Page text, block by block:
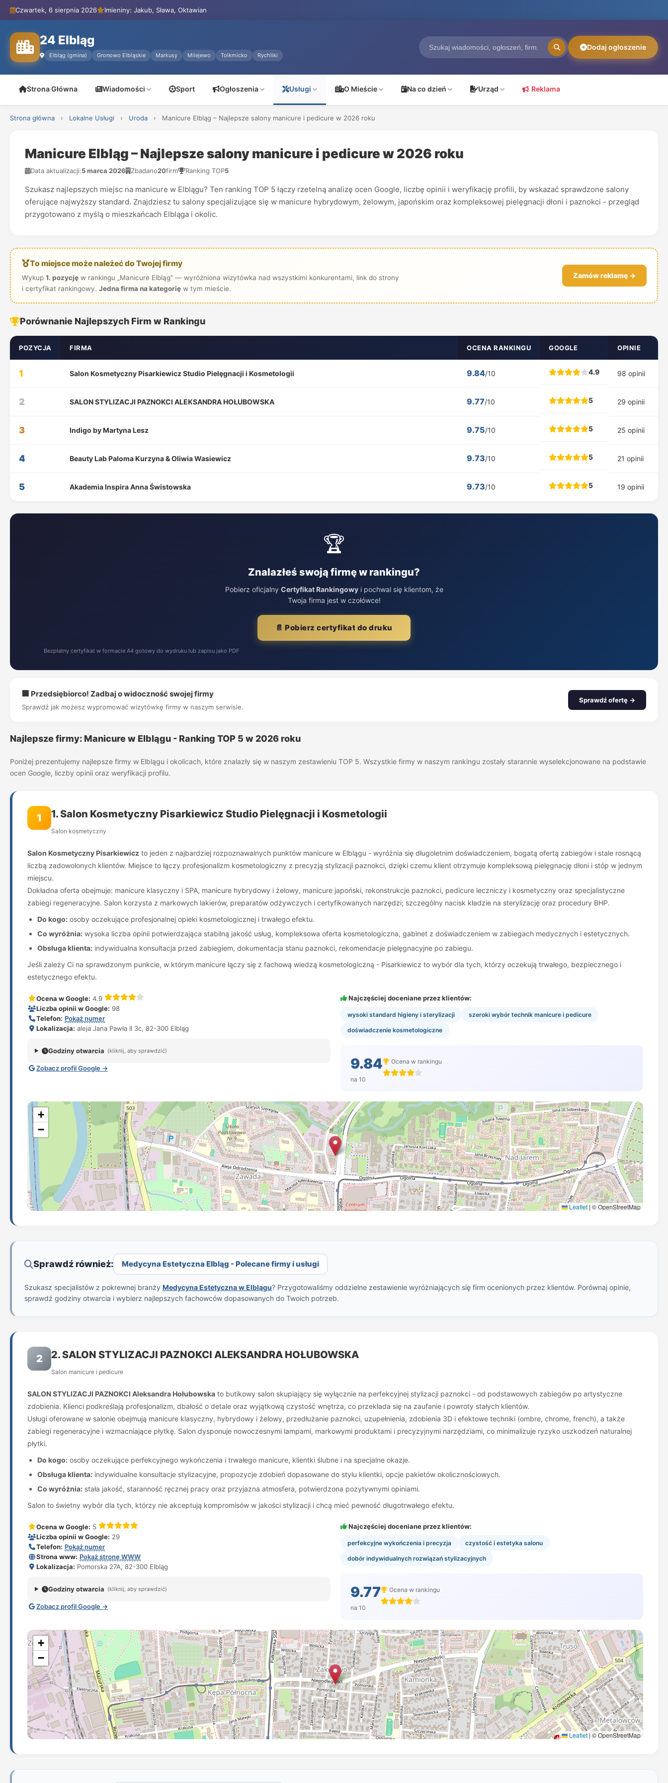
Czwartek, 6 sierpnia 2026 Imieniny: Jakub, Sława, Oktawian
24 Elbląg
Elbląg (gmina) Gronowo Elbląskie Markusy Milejewo Tolkmicko Rychliki
Dodaj ogłoszenie
Strona Główna Wiadomości Sport Ogłoszenia Usługi O Mieście Na co dzień Urząd Reklama
Strona główna › Lokalne Usługi › Uroda › Manicure Elbląg – Najlepsze salony manicure i pedicure w 2026 roku
Manicure Elbląg – Najlepsze salony manicure i pedicure w 2026 roku
Data aktualizacji:5 marca 2026 Zbadano20firm Ranking TOP5
Szukasz najlepszych miejsc na manicure w Elblągu? Ten ranking TOP 5 łączy rzetelną analizę ocen Google, liczbę opinii i weryfikację profili, by wskazać sprawdzone salony
oferujące najwyższy standard. Znajdziesz tu salony specjalizujące się w manicure hybrydowym, żelowym, japońskim oraz kompleksowej pielęgnacji dłoni i paznokci - przegląd
przygotowano z myślą o mieszkańcach Elbląga i okolic.
To miejsce może należeć do Twojej firmy
Wykup 1. pozycjęw rankingu „Manicure Elbląg" — wyróżniona wizytówka nad wszystkimi konkurentami, link do strony
i certyfikat rankingowy. Jedna firma na kategorięw tym mieście.
Zamów reklamę →
Porównanie Najlepszych Firm w Rankingu
POZYCJA FIRMA OCENA RANKINGU GOOGLE OPINIE
1 Salon Kosmetyczny Pisarkiewicz Studio Pielęgnacji i Kosmetologii 9.84/10 4.9 98 opinii
2 SALON STYLIZACJI PAZNOKCI ALEKSANDRA HOŁUBOWSKA 9.77/10 5 29 opinii
3 Indigo by Martyna Lesz 9.75/10 5 25 opinii
4 Beauty Lab Paloma Kurzyna & Oliwia Wasiewicz 9.73/10 5 21 opinii
5 Akademia Inspira Anna Świstowska 9.73/10 5 19 opinii
🏆
Znalazłeś swoją firmę w rankingu?
Pobierz oficjalny Certyfikat Rankingowyi pochwal się klientom, że
Twoja firma jest w czołówce!
📄 Pobierz certyfikat do druku
Bezpłatny certyfikat w formacie A4 gotowy do wydruku lub zapisu jako PDF
🏢 Przedsiębiorco! Zadbaj o widoczność swojej firmy
Sprawdź jak możesz wypromować wizytówkę firmy w naszym serwisie.
Sprawdź ofertę →
Najlepsze firmy: Manicure w Elblągu - Ranking TOP 5 w 2026 roku
Poniżej prezentujemy najlepsze firmy w Elblągu i okolicach, które znalazły się w naszym zestawieniu TOP 5. Wszystkie firmy w naszym rankingu zostały starannie wyselekcjonowane na podstawie
ocen Google, liczby opinii oraz weryfikacji profilu.
1 1. Salon Kosmetyczny Pisarkiewicz Studio Pielęgnacji i Kosmetologii
Salon kosmetyczny
Salon Kosmetyczny Pisarkiewicz to jeden z najbardziej rozpoznawalnych punktów manicure w Elblągu - wyróżnia się długoletnim doświadczeniem, bogatą ofertą zabiegów i stale rosnącą
liczbą zadowolonych klientów. Miejsce to łączy profesjonalizm kosmetologiczny z precyzją stylizacji paznokci, dzięki czemu klient otrzymuje kompleksową pielęgnację dłoni i stóp w jednym
miejscu.
Dokładna oferta obejmuje: manicure klasyczny i SPA, manicure hybrydowy i żelowy, manicure japoński, rekonstrukcje paznokci, pedicure leczniczy i kosmetyczny oraz specjalistyczne
zabiegi regeneracyjne. Salon korzysta z markowych lakierów, preparatów odżywczych i certyfikowanych narzędzi; szczególny nacisk kładzie na sterylizację oraz procedury BHP.
Do kogo: osoby oczekujące profesjonalnej opieki kosmetologicznej i trwałego efektu.
Co wyróżnia: wysoka liczba opinii potwierdzająca stabilną jakość usług, kompleksowa oferta kosmetologiczna, gabinet z doświadczeniem w zabiegach medycznych i estetycznych.
Obsługa klienta: indywidualna konsultacja przed zabiegiem, dokumentacja stanu paznokci, rekomendacje pielęgnacyjne po zabiegu.
Jeśli zależy Ci na sprawdzonym punkcie, w którym manicure łączy się z fachową wiedzą kosmetologiczną - Pisarkiewicz to wybór dla tych, którzy oczekują trwałego, bezpiecznego i
estetycznego efektu.
Ocena w Google: 4.9
Liczba opinii w Google: 98
Telefon: Pokaż numer
Lokalizacja: aleja Jana Pawła II 3c, 82-300 Elbląg
Godziny otwarcia (kliknij, aby sprawdzić)
Zobacz profil Google →
Najczęściej doceniane przez klientów:
wysoki standard higieny i sterylizacji szeroki wybór technik manicure i pedicure
doświadczenie kosmetologiczne
9.84
na 10
Ocena w rankingu
+
−
Leaflet | © OpenStreetMap
Sprawdź również: Medycyna Estetyczna Elbląg - Polecane firmy i usługi
Szukasz specjalistów z pokrewnej branży Medycyna Estetyczna w Elblągu? Przygotowaliśmy oddzielne zestawienie wyróżniających się firm ocenionych przez klientów. Porównaj opinie,
sprawdź godziny otwarcia i wybierz najlepszych fachowców dopasowanych do Twoich potrzeb.
2 2. SALON STYLIZACJI PAZNOKCI ALEKSANDRA HOŁUBOWSKA
Salon manicure i pedicure
SALON STYLIZACJI PAZNOKCI Aleksandra Hołubowska to butikowy salon skupiający się wyłącznie na perfekcyjnej stylizacji paznokci - od podstawowych zabiegów po artystyczne
zdobienia. Klienci podkreślają profesjonalizm, dbałość o detale oraz wyjątkową czystość wnętrza, co przekłada się na zaufanie i powroty stałych klientów.
Usługi oferowane w salonie obejmują manicure klasyczny, hybrydowy i żelowy, przedłużanie paznokci, uzupełnienia, zdobienia 3D i efektowe techniki (ombre, chrome, french), a także
zabiegi regeneracyjne i wzmacniające płytkę. Salon dysponuje nowoczesnymi lampami, markowymi produktami i precyzyjnymi narzędziami, co minimalizuje ryzyko uszkodzeń naturalnej
płytki.
Do kogo: osoby oczekujące perfekcyjnego wykończenia i trwałego manicure, klientki ślubne i na specjalne okazje.
Obsługa klienta: indywidualne konsultacje stylizacyjne, propozycje zdobień dopasowane do stylu klientki, opcje pakietów okolicznościowych.
Co wyróżnia: stała jakość, staranność ręcznej pracy oraz przyjazna atmosfera, potwierdzona pozytywnymi opiniami.
Salon to świetny wybór dla tych, którzy nie akceptują kompromisów w jakości stylizacji i chcą mieć pewność długotrwałego efektu.
Ocena w Google: 5
Liczba opinii w Google: 29
Telefon: Pokaż numer
Strona www: Pokaż stronę WWW
Lokalizacja: Pomorska 27A, 82-300 Elbląg
Godziny otwarcia (kliknij, aby sprawdzić)
Zobacz profil Google →
Najczęściej doceniane przez klientów:
perfekcyjne wykończenia i precyzja czystość i estetyka salonu
dobór indywidualnych rozwiązań stylizacyjnych
9.77
na 10
Ocena w rankingu
+
−
Leaflet|© OpenStreetMap